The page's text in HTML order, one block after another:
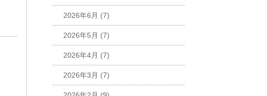
2026年6月 (7)
2026年5月 (7)
2026年4月 (7)
2026年3月 (7)